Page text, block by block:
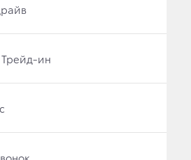
ин
Трейд-ин
Трейд-ин
РАЛЛИ